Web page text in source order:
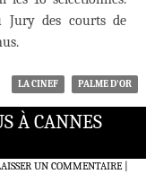
Jury des courts de
LA CINEF PALME D'OR
À CANNES
UN COMMENTAIRE|